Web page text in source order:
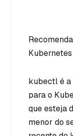
kubectl é a
para o
que esteja
menor do